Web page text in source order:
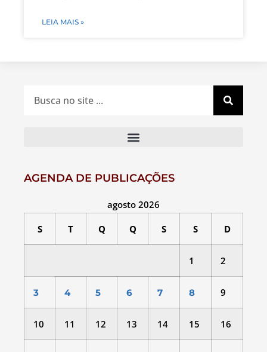
LEIA MAIS »
AGENDA DE PUBLICAÇÕES
agosto 2026
S T Q Q S S D
1 2
3 4 5 6 7 8 9
10 11 12 13 14 15 16